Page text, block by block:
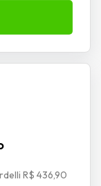
R$ 436,90